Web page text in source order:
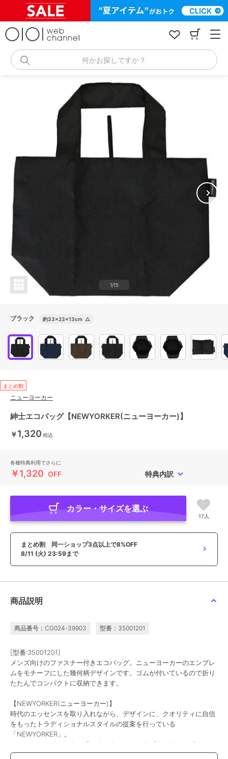
何かお探しですか？
1/15
ブラック 約33×23×13cm △
まとめ割
ニューヨーカー
紳士エコバッグ【NEWYORKER(ニューヨーカー)】
￥1,320 税込
各種特典利用でさらに
￥1,320 OFF 特典内訳
カラー・サイズを選ぶ
17人
まとめ割 同一ショップ3点以上で8%OFF
8/11 (火) 23:59まで
商品説明
商品番号：CG024-39903 型番：35001201
[型番:35001201]
メンズ向けのファスナー付きエコバッグ。ニューヨーカーのエンブレ
ムをモチーフにした幾何柄デザインです。ゴムが付いているので折り
たたんでコンパクトに収納できます。
【NEWYORKER(ニューヨーカー)】
時代のエッセンスを取り入れながら、デザインに、クオリティに自信
をもったトラディショナルスタイルの提案を行っている
「NEWYORKER」。
ニューヨーカータータン「ハウスタータン」をブランドシンボルに、
これからも永く愛用できるトラディショナルスタイルを提案し続けま